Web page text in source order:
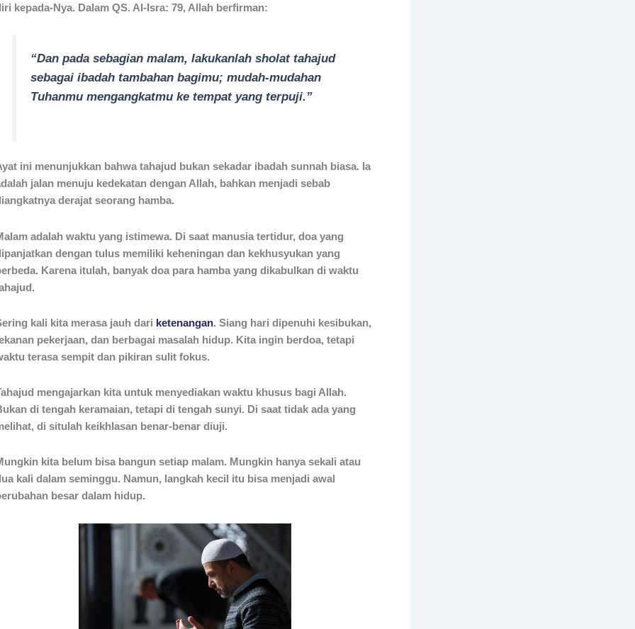
kepada-Nya. Dalam QS. Al-Isra: 79, Allah berfirman:
“Dan pada sebagian malam, lakukanlah sholat tahajud
sebagai ibadah tambahan bagimu; mudah-mudahan
Tuhanmu mengangkatmu ke tempat yang terpuji.”
ini menunjukkan bahwa tahajud bukan sekadar ibadah sunnah biasa. Ia
jalan menuju kedekatan dengan Allah, bahkan menjadi sebab
derajat seorang hamba.
adalah waktu yang istimewa. Di saat manusia tertidur, doa yang
dengan tulus memiliki keheningan dan kekhusyukan yang
Karena itulah, banyak doa para hamba yang dikabulkan di waktu
kali kita merasa jauh dari ketenangan. Siang hari dipenuhi kesibukan,
pekerjaan, dan berbagai masalah hidup. Kita ingin berdoa, tetapi
terasa sempit dan pikiran sulit fokus.
mengajarkan kita untuk menyediakan waktu khusus bagi Allah.
di tengah keramaian, tetapi di tengah sunyi. Di saat tidak ada yang
di situlah keikhlasan benar-benar diuji.
kita belum bisa bangun setiap malam. Mungkin hanya sekali atau
kali dalam seminggu. Namun, langkah kecil itu bisa menjadi awal
besar dalam hidup.